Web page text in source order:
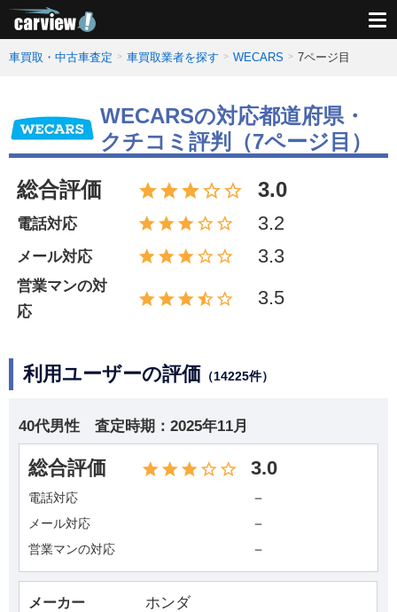
車買取・中古車査定 車買取業者を探す WECARS 7ページ目
WECARSの対応都道府県・
クチコミ評判（7ページ目）
総合評価 3.0
電話対応 3.2
メール対応 3.3
営業マンの対
応
3.5
利用ユーザーの評価 （14225件）
40代男性 査定時期： 2025年11月
総合評価 3.0
電話対応 －
メール対応 －
営業マンの対応 －
メーカー ホンダ